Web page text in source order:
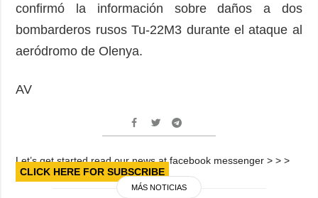
confirmó la información sobre daños a dos
bombarderos rusos Tu-22M3 durante el ataque al
aeródromo de Olenya.
AV
Let’s get started read our news at facebook messenger > > >
CLICK HERE FOR SUBSCRIBE
MÁS NOTICIAS